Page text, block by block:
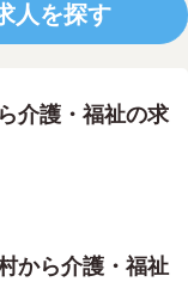
人を探す
介護・福祉の求
から介護・福祉